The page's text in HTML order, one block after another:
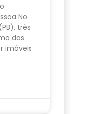
No
três
das
imóveis